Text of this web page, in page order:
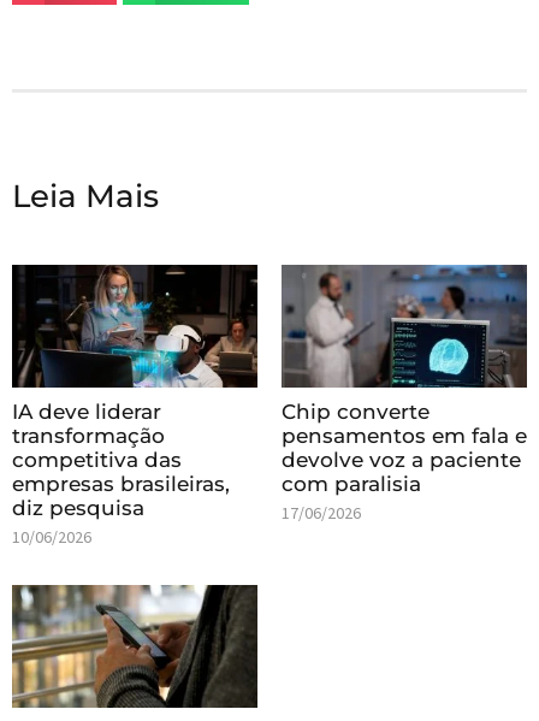
Leia Mais
IA deve liderar
transformação
competitiva das
empresas brasileiras,
diz pesquisa
10/06/2026
Chip converte
pensamentos em fala e
devolve voz a paciente
com paralisia
17/06/2026